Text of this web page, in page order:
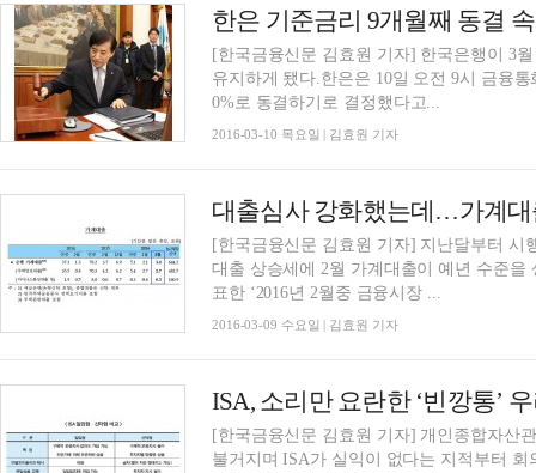
한은 기준금리 9개월째 동결
[한국금융신문 김효원 기자] 한국은행이 3
유지하게 됐다.한은은 10일 오전 9시 금융
0%로 동결하기로 결정했다고...
2016-03-10 목요일 | 김효원 기자
대출심사 강화했는데…가계대
[한국금융신문 김효원 기자] 지난달부터 시
대출 상승세에 2월 가계대출이 예년 수준
표한 ‘2016년 2월중 금융시장 ...
2016-03-09 수요일 | 김효원 기자
ISA, 소리만 요란한 ‘빈깡통’
[한국금융신문 김효원 기자] 개인종합자산
불거지며 ISA가 실익이 없다는 지적부터